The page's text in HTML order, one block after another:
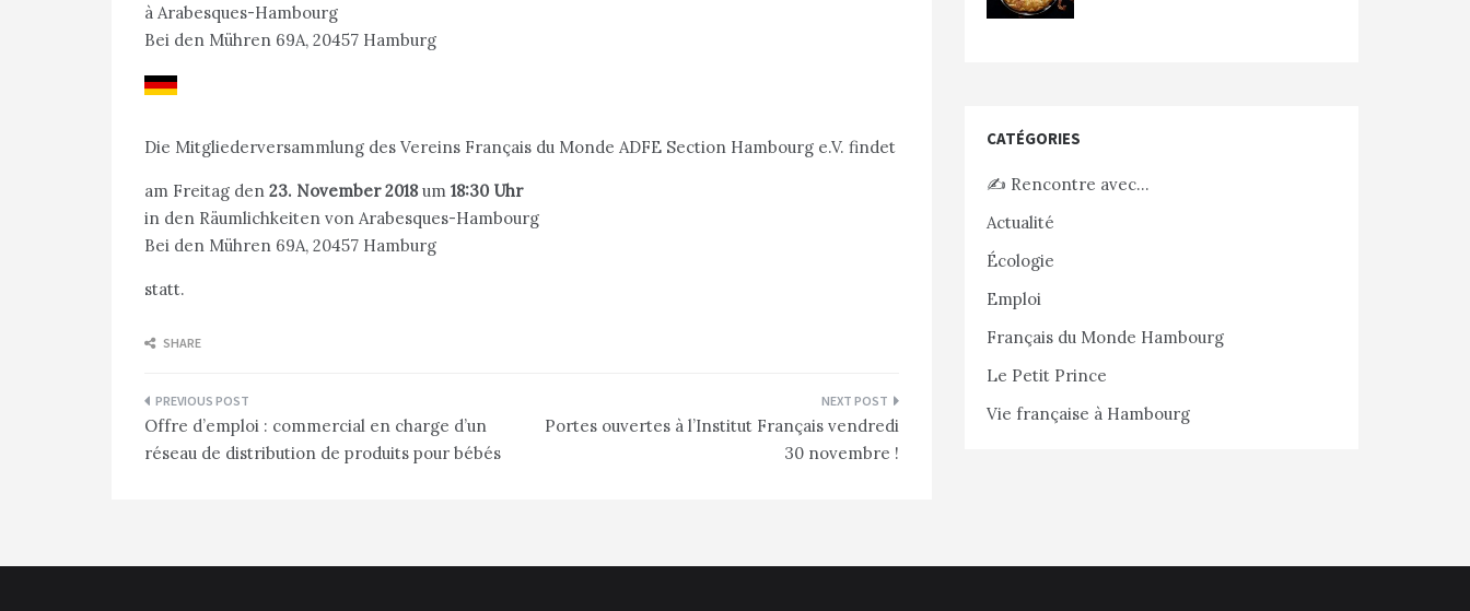
à Arabesques-Hambourg
Bei den Mühren 69A, 20457 Hamburg
Die Mitgliederversammlung des Vereins Français du Monde ADFE Section Hambourg e.V. findet
am Freitag den 23. November 2018 um 18:30 Uhr
in den Räumlichkeiten von Arabesques-Hambourg
Bei den Mühren 69A, 20457 Hamburg
statt.
SHARE
Navigation
de
Offre d’emploi : commercial en charge d’un
réseau de distribution de produits pour bébés
Portes ouvertes à l’Institut Français vendredi
30 novembre !
CATÉGORIES
✍️ Rencontre avec…
Actualité
Écologie
Emploi
Français du Monde Hambourg
Le Petit Prince
Vie française à Hambourg